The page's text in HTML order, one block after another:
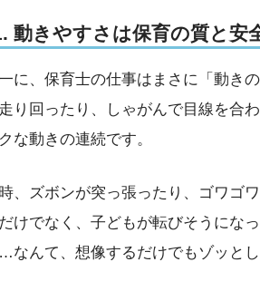
動きやすさは保育の質と安
に、保育士の仕事はまさに「動き
り回ったり、しゃがんで目線を合
な動きの連続です。
、ズボンが突っ張ったり、ゴワゴ
けでなく、子どもが転びそうにな
なんて、想像するだけでもゾッとし